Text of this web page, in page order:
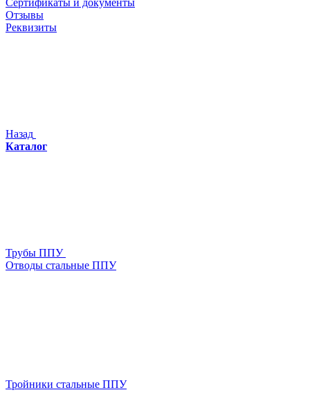
Сертификаты и документы
Отзывы
Реквизиты
Назад
Каталог
Трубы ППУ
Отводы стальные ППУ
Тройники стальные ППУ